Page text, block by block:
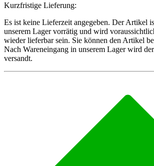
Kurzfristige Lieferung:
Es ist keine Lieferzeit angegeben. Der Artikel
unserem Lager vorrätig und wird
wieder lieferbar sein. Sie können den Artikel
Nach Wareneingang in unserem Lager wird
versandt.